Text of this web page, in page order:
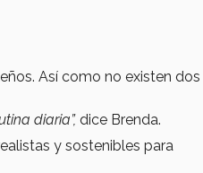
Así como no existen dos
diaria”, dice Brenda.
y sostenibles para